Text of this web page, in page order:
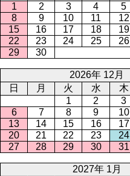
1
2 3 4 5
8
9 10 11 12
15
16 17 18 19
22
23 24 25 26
29
30
2026年 12月
日
月 火 水 木
1
2 3
6
7 8 9 10
13
14 15 16 17
20
21 22 23 24
27
28 29 30 31
2027年 1月